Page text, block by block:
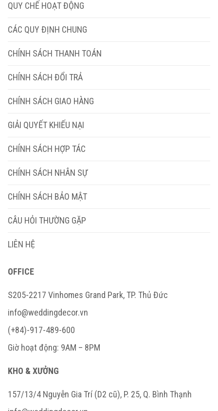
QUY CHẾ HOẠT ĐỘNG
CÁC QUY ĐỊNH CHUNG
CHÍNH SÁCH THANH TOÁN
CHÍNH SÁCH ĐỔI TRẢ
CHÍNH SÁCH GIAO HÀNG
GIẢI QUYẾT KHIẾU NẠI
CHÍNH SÁCH HỢP TÁC
CHÍNH SÁCH NHÂN SỰ
CHÍNH SÁCH BẢO MẬT
CÂU HỎI THƯỜNG GẶP
LIÊN HỆ
OFFICE
S205-2217 Vinhomes Grand Park, TP. Thủ Đức
info@weddingdecor.vn
(+84)-917-489-600
Giờ hoạt động: 9AM – 8PM
KHO & XƯỞNG
157/13/4 Nguyễn Gia Trí (D2 cũ), P. 25, Q. Bình Thạnh